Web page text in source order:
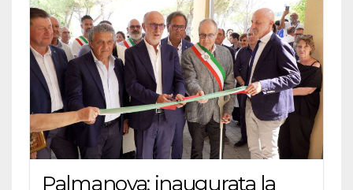
Palmanova: inaugurata la